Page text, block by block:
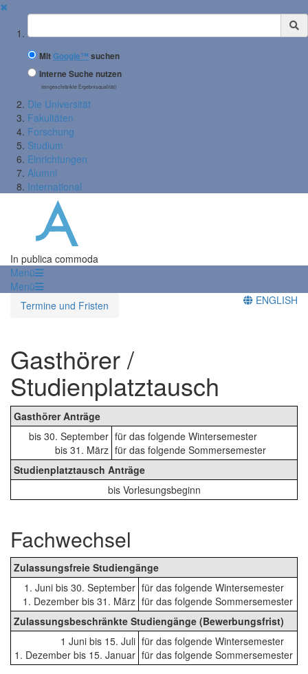
✖
Suchbegriff
MitGoogle™ suchen
Interne Suche nutzen
(eingeschränkte Ergebnisqualität)
Die Universität
Fakultäten
Forschung
Studium
Einrichtungen
Alumni
International
In publica commoda
Menü
Menü
Termine und Fristen
ENGLISH
Gasthörer /
Studienplatztausch
Gasthörer Anträge
bis 30. September
bis 31. März
für das folgende Wintersemester
für das folgende Sommersemester
Studienplatztausch Anträge
bis Vorlesungsbeginn
Fachwechsel
Zulassungsfreie Studiengänge
1. Juni bis 30. September
1. Dezember bis 31. März
für das folgende Wintersemester
für das folgende Sommersemester
Zulassungsbeschränkte Studiengänge (Bewerbungsfrist)
1 Juni bis 15. Juli
1. Dezember bis 15. Januar
für das folgende Wintersemester
für das folgende Sommersemester